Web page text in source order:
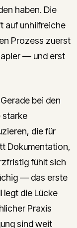
haben. Die
auf unhilfreiche
Prozess zuerst
— und erst
Gerade bei den
starke
die für
Dokumentation,
fühlt sich
— das erste
legt die Lücke
Praxis
sind weit